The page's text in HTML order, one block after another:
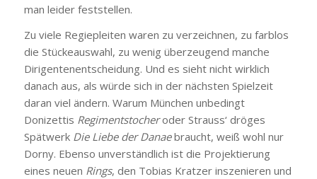
man leider feststellen.
Zu viele Regiepleiten waren zu verzeichnen, zu farblos
die Stückeauswahl, zu wenig überzeugend manche
Dirigentenentscheidung. Und es sieht nicht wirklich
danach aus, als würde sich in der nächsten Spielzeit
daran viel ändern. Warum München unbedingt
Donizettis Regimentstocheroder Strauss‘ dröges
Spätwerk Die Liebe der Danaebraucht, weiß wohl nur
Dorny. Ebenso unverständlich ist die Projektierung
eines neuen Rings, den Tobias Kratzer inszenieren und